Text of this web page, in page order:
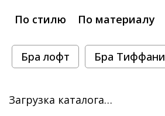
По стилю По материалу
Бра лофт Бра Тиффани
Загрузка каталога…